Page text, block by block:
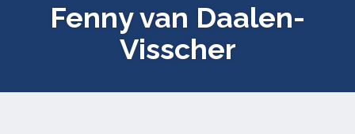
Fenny van Daalen-
Visscher